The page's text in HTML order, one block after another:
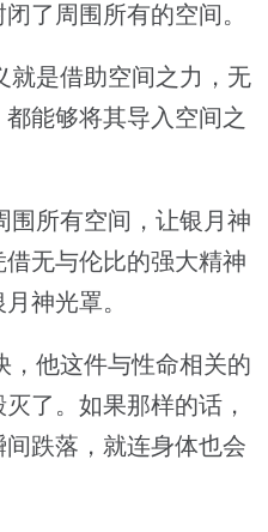
了周围所有的空间。
是借助空间之力，无
能够将其导入空间之
所有空间，让银月神
无与伦比的强大精神
神光罩。
他这件与性命相关的
了。如果那样的话，
跌落，就连身体也会